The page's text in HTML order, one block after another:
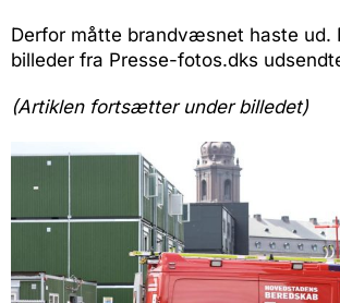
Derfor måtte brandvæsnet haste ud.
billeder fra Presse-fotos.dks
(Artiklen fortsætter under billedet)